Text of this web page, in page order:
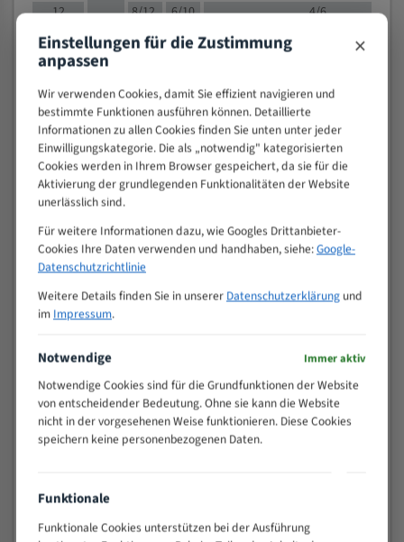
12
8/12 6/10
4/6
15
8/12 6/10
4/5
20
50
4/5
80
> 100
VOLLMATERIAL
M (mm)
Zoll (ZpZ))
>
25
10/14
15 - 40
8/12
25 - 50
50 - 120
80 - 180
3/4
130 -
350
2/3
150 -
600
> 500
0,75/1,25
Einstellungen für die Zustimmung
anpassen ×
Wir verwenden Cookies, damit Sie effizient navigieren und
bestimmte Funktionen ausführen können. Detaillierte
Informationen zu allen Cookies finden Sie unten unter jeder
Einwilligungskategorie. Die als „notwendig" kategorisierten
Cookies werden in Ihrem Browser gespeichert, da sie für die
Aktivierung der grundlegenden Funktionalitäten der Website
unerlässlich sind.
Für weitere Informationen dazu, wie Googles Drittanbieter-
Cookies Ihre Daten verwenden und handhaben, siehe:Google-
Datenschutzrichtlinie
Weitere Details finden Sie in unserer Datenschutzerklärungund
im Impressum.
Notwendige Immer aktiv
Notwendige Cookies sind für die Grundfunktionen der Website
von entscheidender Bedeutung. Ohne sie kann die Website
nicht in der vorgesehenen Weise funktionieren. Diese Cookies
speichern keine personenbezogenen Daten.
Funktionale
Funktionale Cookies unterstützen bei der Ausführung